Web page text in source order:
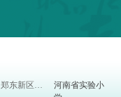
河南省实验小
郑东新区教体局